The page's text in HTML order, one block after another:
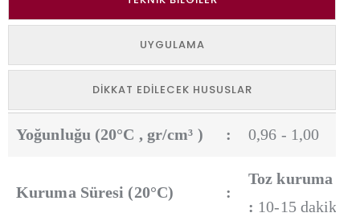
UYGULAMA
DIKKAT EDILECEK HUSUSLAR
Yoğunluğu (20°C , gr/cm³ ) : 0,96 - 1,00
Kuruma Süresi (20°C) :
Toz kuruma
: 10-15 dakika